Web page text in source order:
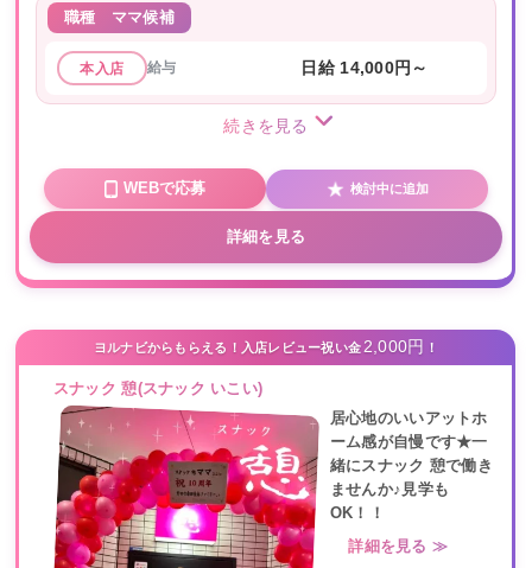
職種 ママ候補
本入店 給与 日給 14,000円～
続きを見る
WEBで応募 検討中に追加
詳細を見る
ヨルナビからもらえる！入店レビュー祝い金2,000円 ！
スナック 憩(スナック いこい)
居心地のいいアットホ
ーム感が自慢です★一
緒にスナック 憩で働き
ませんか♪見学も
OK！！
詳細を見る ≫